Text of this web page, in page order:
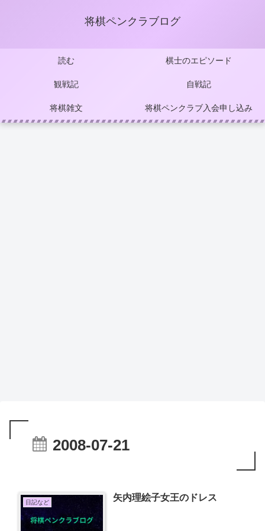
将棋ペンクラブログ
読む 棋士のエピソード
観戦記 自戦記
将棋雑文 将棋ペンクラブ入会申し込み
2008-07-21
日記など 矢内理絵子女王のドレス